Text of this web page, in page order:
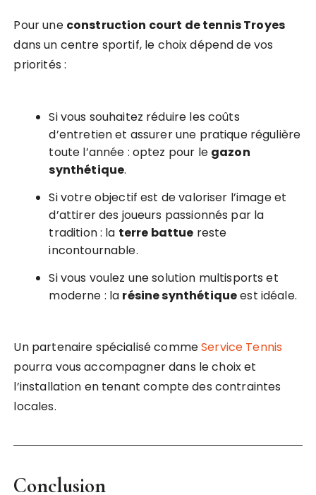
Pour une construction court de tennis Troyes
dans un centre sportif, le choix dépend de vos
priorités :
Si vous souhaitez réduire les coûts
d’entretien et assurer une pratique régulière
toute l’année : optez pour le gazon
synthétique.
Si votre objectif est de valoriser l’image et
d’attirer des joueurs passionnés par la
tradition : la terre battue reste
incontournable.
Si vous voulez une solution multisports et
moderne : la résine synthétiqueest idéale.
Un partenaire spécialisé commeService Tennis
pourra vous accompagner dans le choix et
l’installation en tenant compte des contraintes
locales.
Conclusion